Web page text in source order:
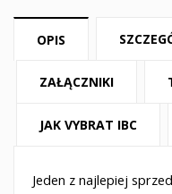
OPIS
ZAŁĄCZNIKI
JAK VYBRAT IBC
Jeden z najlepiej